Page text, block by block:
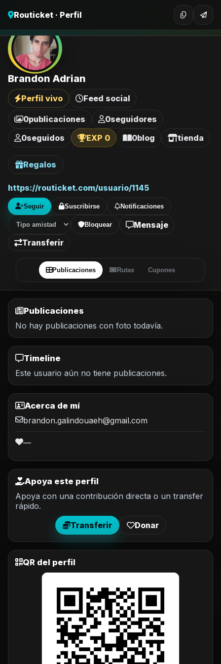
Routicket · Perfil
Brandon Adrian
Perfil vivo Feed social
0publicaciones 0seguidores
0seguidos EXP 0 0blog tienda
Regalos
https://routicket.com/usuario/1145
Seguir Suscribirse Notificaciones
Bloquear
Mensaje
Transferir
Publicaciones Rutas Cupones
Publicaciones
No hay publicaciones con foto todavía.
Timeline
Este usuario aún no tiene publicaciones.
Acerca de mí
brandon.galindouaeh@gmail.com
—
Apoya este perfil
Apoya con una contribución directa o un transfer
rápido.
Transferir
Donar
QR del perfil